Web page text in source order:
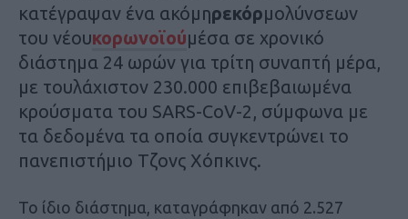
κατέγραψαν ένα ακόμηρεκόρμολύνσεων
του νέουκορωνοϊούμέσα σε χρονικό
διάστημα 24 ωρών για τρίτη συναπτή μέρα,
με τουλάχιστον 230.000 επιβεβαιωμένα
κρούσματα του SARS-CoV-2, σύμφωνα με
τα δεδομένα τα οποία συγκεντρώνει το
πανεπιστήμιο Τζονς Χόπκινς.
Το ίδιο διάστημα, καταγράφηκαν από 2.527